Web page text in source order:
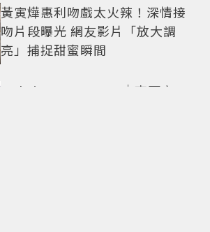
黃寅燁惠利吻戲太火辣！深情接
吻片段曝光 網友影片「放大調
亮」捕捉甜蜜瞬間
Only in Hong Kong｜東西交